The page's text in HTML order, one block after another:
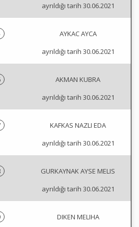
ayrıldığı tarih 30.06.2021
AYKAC AYCA
ayrıldığı tarih 30.06.2021
AKMAN KUBRA
ayrıldığı tarih 30.06.2021
KAFKAS NAZLI EDA
ayrıldığı tarih 30.06.2021
GURKAYNAK AYSE MELIS
ayrıldığı tarih 30.06.2021
DIKEN MELIHA